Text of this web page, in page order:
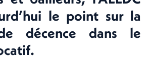
le point sur la
décence dans le